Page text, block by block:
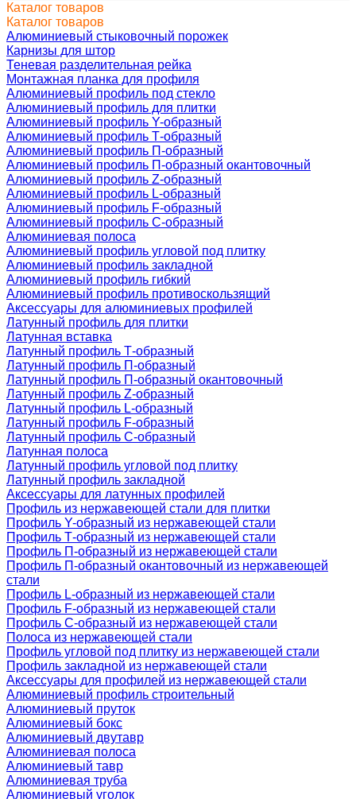
Каталог товаров
Каталог товаров
Алюминиевый стыковочный порожек
Карнизы для штор
Теневая разделительная рейка
Монтажная планка для профиля
Алюминиевый профиль под стекло
Алюминиевый профиль для плитки
Алюминиевый профиль Y-образный
Алюминиевый профиль Т-образный
Алюминиевый профиль П-образный
Алюминиевый профиль П-образный окантовочный
Алюминиевый профиль Z-образный
Алюминиевый профиль L-образный
Алюминиевый профиль F-образный
Алюминиевый профиль C-образный
Алюминиевая полоса
Алюминиевый профиль угловой под плитку
Алюминиевый профиль закладной
Алюминиевый профиль гибкий
Алюминиевый профиль противоскользящий
Аксессуары для алюминиевых профилей
Латунный профиль для плитки
Латунная вставка
Латунный профиль Т-образный
Латунный профиль П-образный
Латунный профиль П-образный окантовочный
Латунный профиль Z-образный
Латунный профиль L-образный
Латунный профиль F-образный
Латунный профиль C-образный
Латунная полоса
Латунный профиль угловой под плитку
Латунный профиль закладной
Аксессуары для латунных профилей
Профиль из нержавеющей стали для плитки
Профиль Y-образный из нержавеющей стали
Профиль Т-образный из нержавеющей стали
Профиль П-образный из нержавеющей стали
Профиль П-образный окантовочный из нержавеющей
стали
Профиль L-образный из нержавеющей стали
Профиль F-образный из нержавеющей стали
Профиль C-образный из нержавеющей стали
Полоса из нержавеющей стали
Профиль угловой под плитку из нержавеющей стали
Профиль закладной из нержавеющей стали
Аксессуары для профилей из нержавеющей стали
Алюминиевый профиль строительный
Алюминиевый пруток
Алюминиевый бокс
Алюминиевый двутавр
Алюминиевая полоса
Алюминиевый тавр
Алюминиевая труба
Алюминиевый уголок